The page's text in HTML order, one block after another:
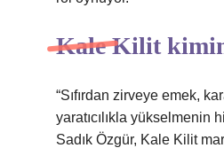
Kale Kilit
“Sıfırdan zirveye emek,
yaratıcılıkla yükselmenin
Sadık Özgür, Kale Kilit